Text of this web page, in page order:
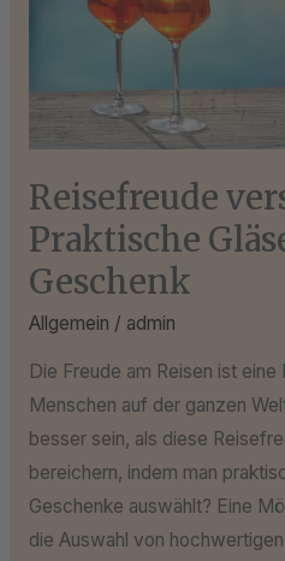
Reisefreude
Praktische
Geschenk
Allgemein / admin
Die Freude am Reisen ist
Menschen auf der ganzen
besser sein, als diese
bereichern, indem man
Geschenke auswählt? Eine
die Auswahl von
Geschenk